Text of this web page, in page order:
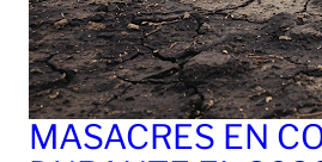
MASACRES EN